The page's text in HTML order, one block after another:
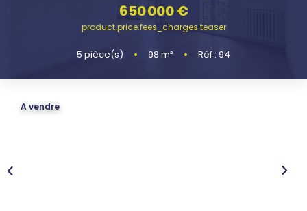
NOTRE AGENCE
650 000 €
product.price.fees_charges.teaser
5 pièce(s) • 98 m² • Réf : 94
A vendre